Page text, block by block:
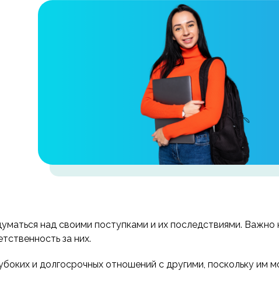
над своими поступками и их последствиями. Важно
за них.
и долгосрочных отношений с другими, поскольку им